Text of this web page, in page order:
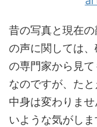
昔の写真と現在
の声に関しては
の専門家から見
なのですが、たと
中身は変わりま
いような気がし